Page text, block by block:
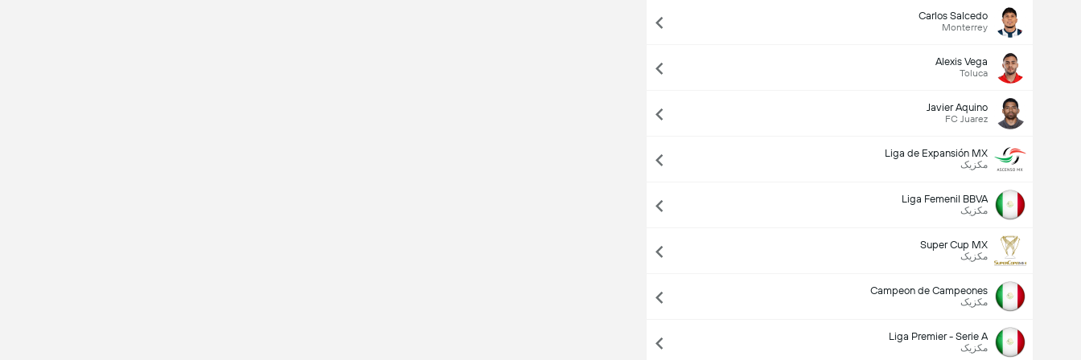
Carlos Salcedo
Monterrey
Alexis Vega
Toluca
Javier Aquino
FC Juarez
Liga de Expansión MX
مکزیک
Liga Femenil BBVA
مکزیک
Super Cup MX
مکزیک
Campeon de Campeones
مکزیک
Liga Premier - Serie A
مکزیک